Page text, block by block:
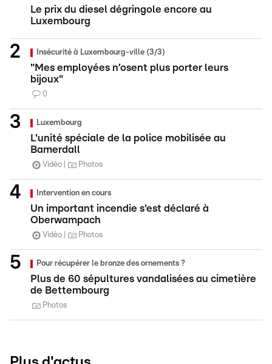
Le prix du diesel dégringole encore au
Luxembourg
Insécurité à Luxembourg-ville (3/3)
"Mes employées n’osent plus porter leurs
bijoux"
0
Luxembourg
L'unité spéciale de la police mobilisée au
Bamerdall
Vidéo Photos
Intervention en cours
Un important incendie s'est déclaré à
Oberwampach
Vidéo Photos
Pour récupérer le bronze des ornements ?
Plus de 60 sépultures vandalisées au cimetière
de Bettembourg
Photos